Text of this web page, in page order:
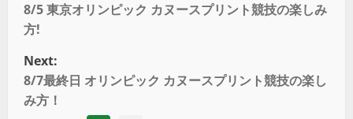
8/5 東京オリンピック カヌースプリント競技の楽しみ
方!
Next:
8/7最終日 オリンピック カヌースプリント競技の楽し
み方！